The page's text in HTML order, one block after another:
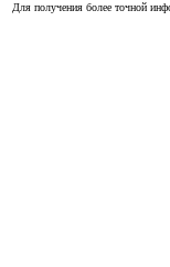
Для получения более точной